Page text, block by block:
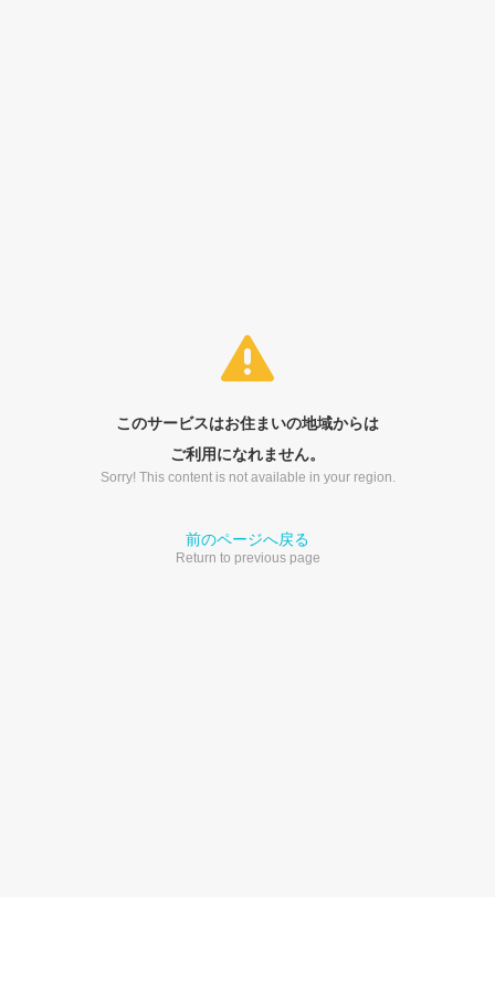
このサービスはお住まいの地域からは
ご利用になれません。
Sorry! This content is not available in your region.
前のページへ戻る
Return to previous page